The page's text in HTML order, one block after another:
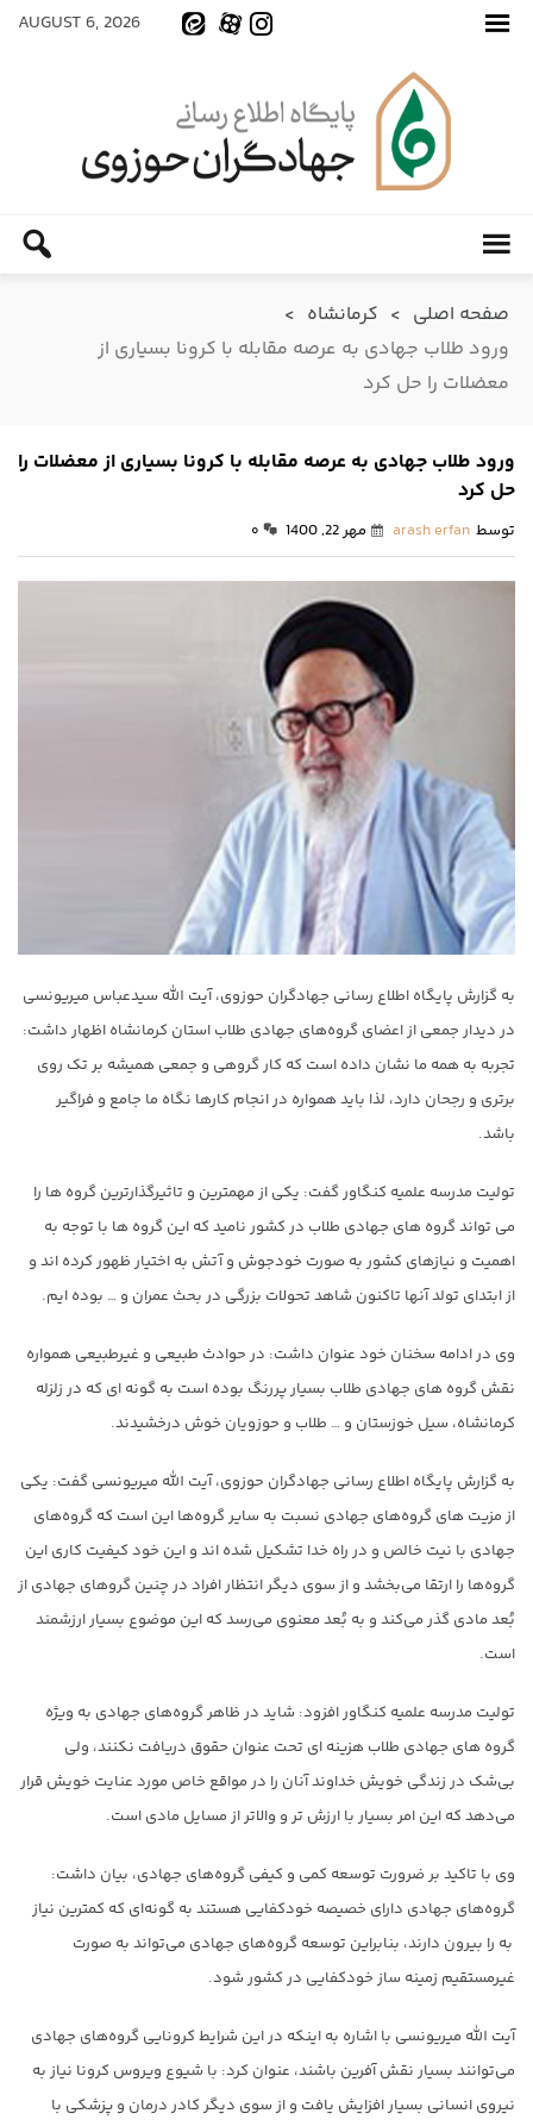
AUGUST 6, 2026
صفحه اصلی > کرمانشاه >
ورود طلاب جهادی به عرصه مقابله با کرونا بسیاری از
معضلات را حل کرد
ورود طلاب جهادی به عرصه مقابله با کرونا بسیاری از معضلات را
حل کرد
توسط arash erfan مهر 22, 1400 ۰
به گزارش پایگاه اطلاع رسانی جهادگران حوزوی، آیت الله سیدعباس میریونسی
در دیدار جمعی از اعضای گروه‌های جهادی طلاب استان کرمانشاه اظهار داشت:
تجربه به همه ما نشان داده است که کار گروهی و جمعی همیشه بر تک روی
برتری و رجحان دارد، لذا باید همواره در انجام کارها نگاه ما جامع و فراگیر
باشد.
تولیت مدرسه علمیه کنگاور گفت: یکی از مهمترین و تاثیرگذارترین گروه ها را
می تواند گروه های جهادی طلاب در کشور نامید که این گروه ها با توجه به
اهمیت و نیازهای کشور به صورت خودجوش و آتش به اختیار ظهور کرده اند و
از ابتدای تولد آنها تاکنون شاهد تحولات بزرگی در بحث عمران و … بوده ایم.
وی در ادامه سخنان خود عنوان داشت: در حوادث طبیعی و غیرطبیعی همواره
نقش گروه های جهادی طلاب بسیار پررنگ بوده است به گونه ای که در زلزله
کرمانشاه، سیل خوزستان و … طلاب و حوزویان خوش درخشیدند.
به گزارش پایگاه اطلاع رسانی جهادگران حوزوی، آیت الله میریونسی گفت: یکی
از مزیت های گروه‌های جهادی نسبت به سایر گروه‌ها این است که گروه‌های
جهادی با نیت خالص و در راه خدا تشکیل شده اند و این خود کیفیت کاری این
گروه‌ها را ارتقا می‌بخشد و از سوی دیگر انتظار افراد در چنین گروهای جهادی از
بُعد مادی گذر می‌کند و به بُعد معنوی می‌رسد که این موضوع بسیار ارزشمند
است.
تولیت مدرسه علمیه کنگاور افزود: شاید در ظاهر گروه‌های جهادی به ویژه
گروه های جهادی طلاب هزینه ای تحت عنوان حقوق دریافت نکنند، ولی
بی‌شک در زندگی خویش خداوند آنان را در مواقع خاص مورد عنایت خویش قرار
می‌دهد که این امر بسیار با ارزش تر و والاتر از مسایل مادی است.
وی با تاکید بر ضرورت توسعه کمی و کیفی گروه‌های جهادی، بیان داشت:
گروه‌های جهادی دارای خصیصه خودکفایی هستند به گونه‌ای که کمترین نیاز
به را بیرون دارند، بنابراین توسعه گروه‌های جهادی می‌تواند به صورت
غیرمستقیم زمینه ساز خودکفایی در کشور شود.
آیت الله میریونسی با اشاره به اینکه در این شرایط کرونایی گروه‌های جهادی
می‌توانند بسیار نقش آفرین باشند، عنوان کرد: با شیوع ویروس کرونا نیاز به
نیروی انسانی بسیار افزایش یافت و از سوی دیگر کادر درمان و پزشکی با